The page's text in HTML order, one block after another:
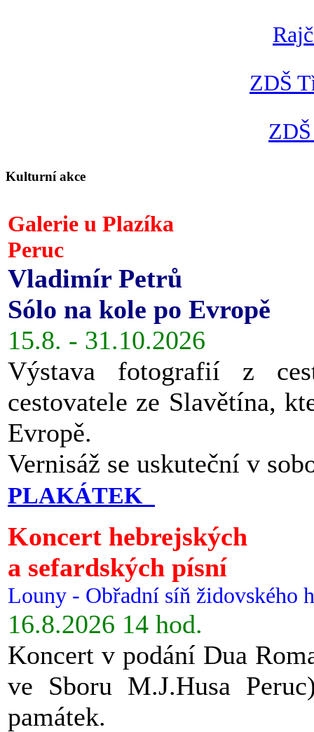
ZDŠ
Kulturní akce
Galerie u Plazíka
Peruc
Vladimír Petrů
Sólo na kole po Evropě
15.8. - 31.10.2026
Výstava fotografií z
cestovatele ze Slavětína,
Evropě.
Vernisáž se uskuteční v
PLAKÁTEK
Koncert hebrejských
a sefardských písní
Louny - Obřadní síň židovského
16.8.2026 14 hod.
Koncert v podání Dua
ve Sboru M.J.Husa
památek.